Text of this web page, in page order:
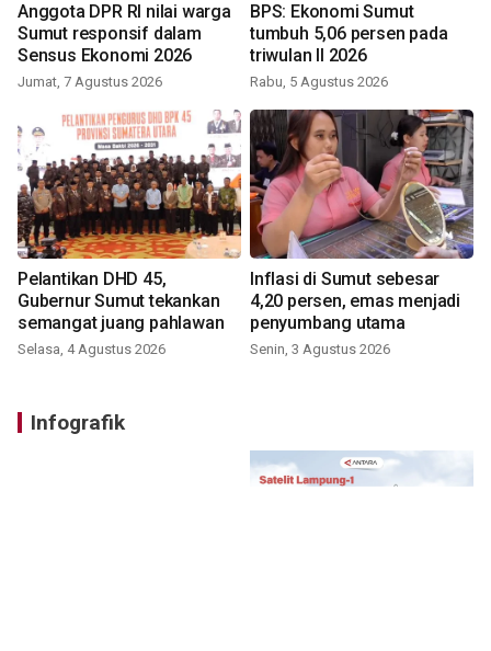
Anggota DPR RI nilai warga
Sumut responsif dalam
Sensus Ekonomi 2026
Jumat, 7 Agustus 2026
BPS: Ekonomi Sumut
tumbuh 5,06 persen pada
triwulan II 2026
Rabu, 5 Agustus 2026
Pelantikan DHD 45,
Gubernur Sumut tekankan
semangat juang pahlawan
Selasa, 4 Agustus 2026
Inflasi di Sumut sebesar
4,20 persen, emas menjadi
penyumbang utama
Senin, 3 Agustus 2026
Infografik